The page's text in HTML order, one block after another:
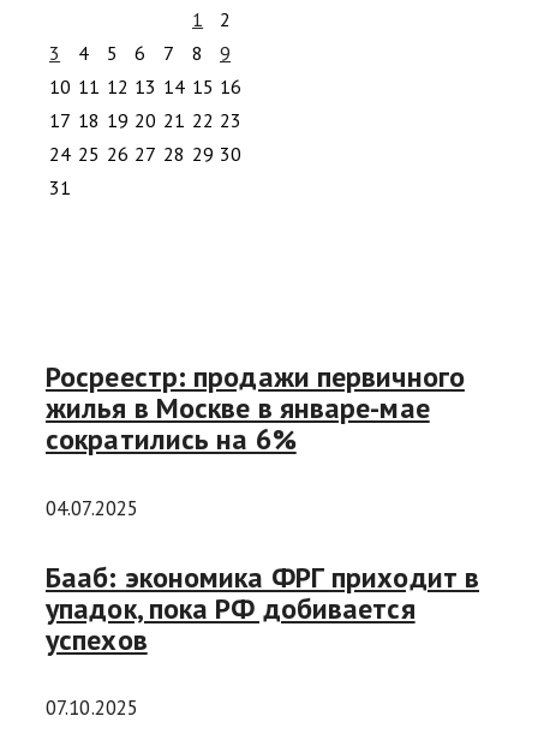
1
2
3
4 5 6 7 8
9
10 11 12 13 14 15 16
17 18 19 20 21 22 23
24 25 26 27 28 29 30
31
Росреестр: продажи первичного
жилья в Москве в январе-мае
сократились на 6%
04.07.2025
Бааб: экономика ФРГ приходит в
упадок, пока РФ добивается
успехов
07.10.2025